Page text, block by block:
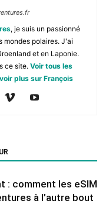
, je suis un passionné
mondes polaires. J'ai
et en Laponie.
ce site. Voir tous les
plus sur François
: comment les eSIM
à l’autre bout